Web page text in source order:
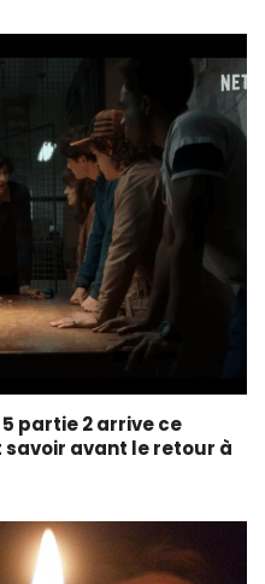
partie 2 arrive ce
avant le retour à